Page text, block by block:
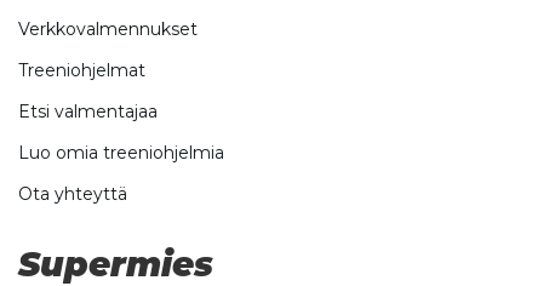
Verkkovalmennukset
Treeniohjelmat
Etsi valmentajaa
Luo omia treeniohjelmia
Ota yhteyttä
Supermies